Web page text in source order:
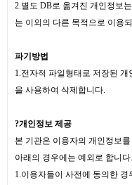
2.별도 DB로 옮겨진 개인정보
는 이외의 다른 목적으로 이용
파기방법
1.전자적 파일형태로 저장된
을 사용하여 삭제합니다.
?개인정보 제공
본 기관은 이용자의 개인정보
아래의 경우에는 예외로 합니다.
1.이용자들이 사전에 동의한 경